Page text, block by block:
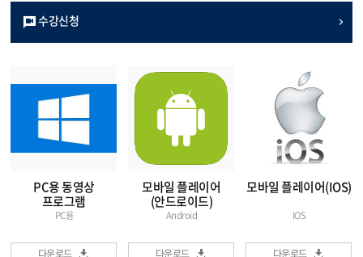
수강신청
PC용 동영상
프로그램
PC용
다운로드
모바일 플레이어
(안드로이드)
Android
다운로드
모바일 플레이어(IOS)
IOS
다운로드